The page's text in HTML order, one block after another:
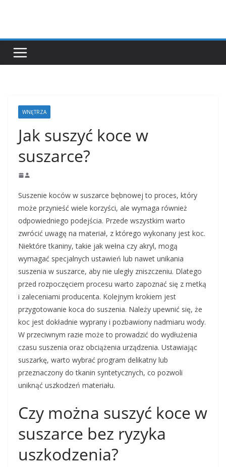
WNĘTRZA
Jak suszyć koce w
suszarce?
Suszenie koców w suszarce bębnowej to proces, który
może przynieść wiele korzyści, ale wymaga również
odpowiedniego podejścia. Przede wszystkim warto
zwrócić uwagę na materiał, z którego wykonany jest koc.
Niektóre tkaniny, takie jak wełna czy akryl, mogą
wymagać specjalnych ustawień lub nawet unikania
suszenia w suszarce, aby nie uległy zniszczeniu. Dlatego
przed rozpoczęciem procesu warto zapoznać się z metką
i zaleceniami producenta. Kolejnym krokiem jest
przygotowanie koca do suszenia. Należy upewnić się, że
koc jest dokładnie wyprany i pozbawiony nadmiaru wody.
W przeciwnym razie może to prowadzić do wydłużenia
czasu suszenia oraz obciążenia urządzenia. Ustawiając
suszarkę, warto wybrać program delikatny lub
przeznaczony do tkanin syntetycznych, co pozwoli
uniknąć uszkodzeń materiału.
Czy można suszyć koce w
suszarce bez ryzyka
uszkodzenia?